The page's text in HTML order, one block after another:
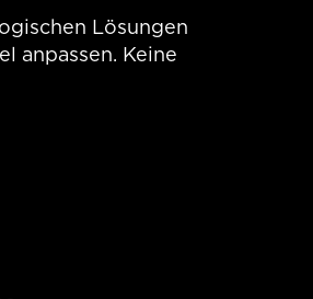
Lösungen
anpassen. Keine